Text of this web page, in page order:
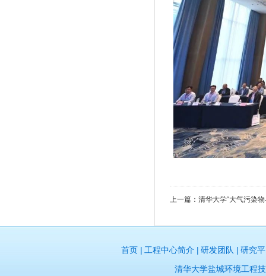
上一篇： 清华大学“大气污染
首页 | 工程中心简介 | 研发团队 | 研究
清华大学盐城环境工程